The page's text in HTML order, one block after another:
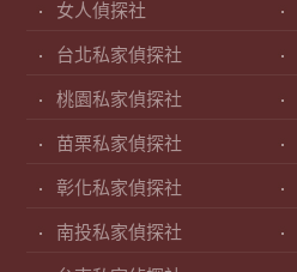
女人偵探社
台北私家偵探社
桃園私家偵探社
苗栗私家偵探社
彰化私家偵探社
南投私家偵探社